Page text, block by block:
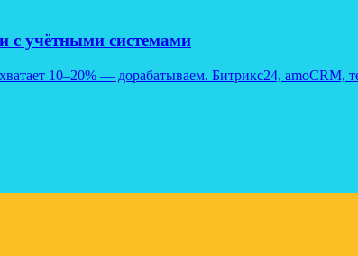
с учётными системами
10–20% — дорабатываем. Битрикс24,